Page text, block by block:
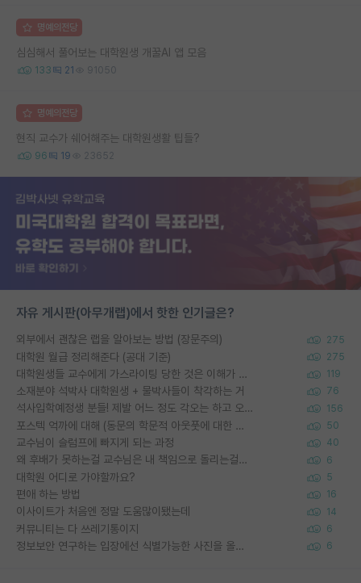
명예의전당
심심해서 풀어보는 대학원생 개꿀AI 앱 모음
133 21 91050
명예의전당
현직 교수가 쉐어해주는 대학원생활 팁들?
96 19 23652
자유 게시판(아무개랩)에서 핫한 인기글은?
외부에서 괜찮은 랩을 알아보는 방법 (장문주의) 275
대학원 월급 정리해준다 (공대 기준) 275
대학원생들 교수에게 가스라이팅 당한 것은 이해가 갑니다. 안타깝네요. 119
소재분야 석박사 대학원생 + 물박사들이 착각하는 거 76
석사입학예정생 분들! 제발 어느 정도 각오는 하고 오세요. 156
포스텍 억까에 대해 (동문의 학문적 아웃풋에 대한 반박) 50
교수님이 슬럼프에 빠지게 되는 과정 40
왜 후배가 못하는걸 교수님은 내 책임으로 돌리는걸까요? 6
대학원 어디로 가야할까요? 5
편애 하는 방법 16
이사이트가 처음엔 정말 도움많이됐는데 14
커뮤니티는 다 쓰레기통이지 6
정보보안 연구하는 입장에선 식별가능한 사진을 올리는건 비추이긴함 6